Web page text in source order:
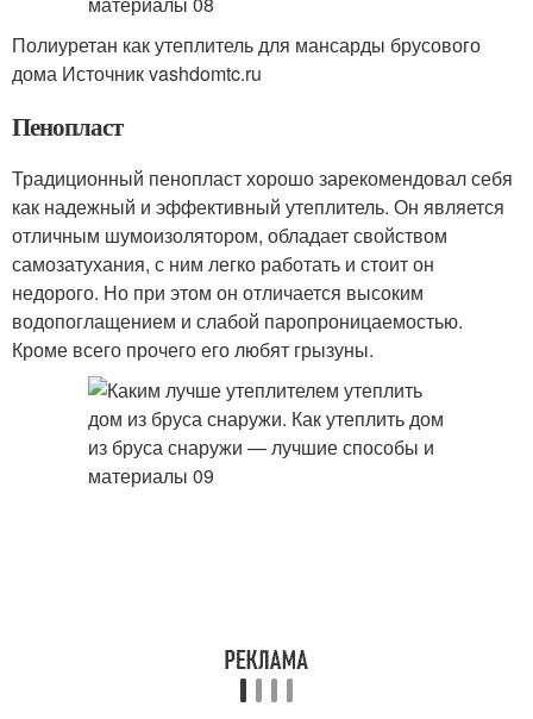
Полиуретан как утеплитель для мансарды брусового
дома Источник vashdomtc.ru
Пенопласт
Традиционный пенопласт хорошо зарекомендовал себя
как надежный и эффективный утеплитель. Он является
отличным шумоизолятором, обладает свойством
самозатухания, с ним легко работать и стоит он
недорого. Но при этом он отличается высоким
водопоглащением и слабой паропроницаемостью.
Кроме всего прочего его любят грызуны.